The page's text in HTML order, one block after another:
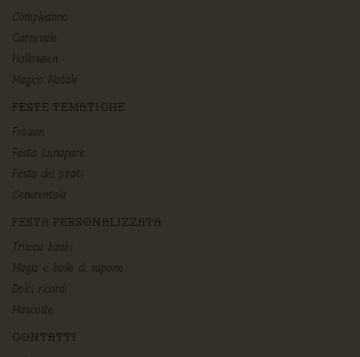
Compleanno
Carnevale
Halloween
Magico Natale
FESTE TEMATICHE
Frozen
Festa Lunapark
Festa dei pirati
Cenerentola
FESTA PERSONALIZZATA
Trucca bimbi
Magia e bolle di sapone
Dolci ricordi
Mascotte
CONTATTI